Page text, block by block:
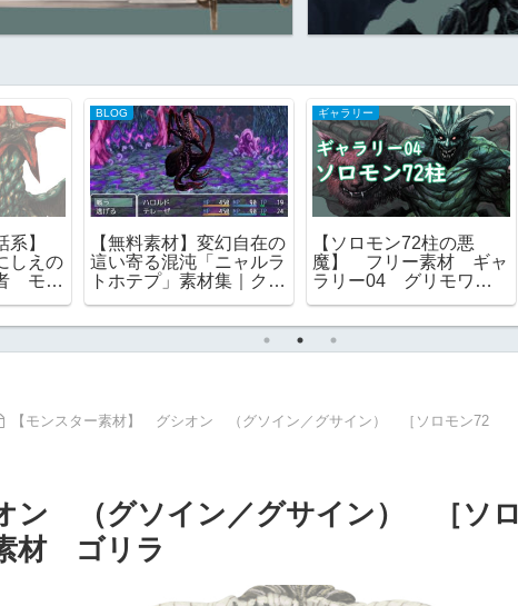
系】
しえの
モン
BLOG
【無料素材】変幻自在の
這い寄る混沌「ニャルラ
トホテプ」素材集｜クト
ギャラリー
【ソロモン72柱の悪
魔】 フリー素材 ギャ
ラリー04 グリモワー
【モンスター素材】 グシオン （グソイン／グサイン） ［ソロモン72
ン （グソイン／グサイン） ［ソロ
材 ゴリラ